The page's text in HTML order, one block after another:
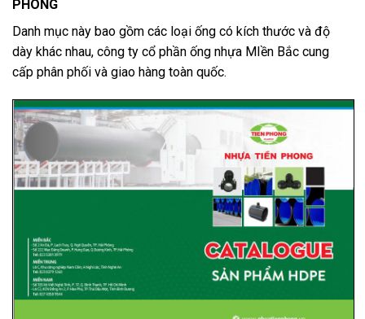
PHONG
Danh mục này bao gồm các loại ống có kích thước và độ
dày khác nhau, công ty cổ phần ống nhựa MIền Bắc cung
cấp phân phối và giao hàng toàn quốc.